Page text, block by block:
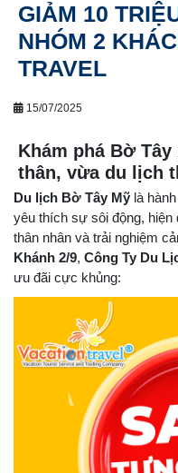
GIẢM 10
NHÓM 2
TRAVEL
15/07/2025
Khám phá Bờ
thân, vừa du lịch
Du lịch Bờ Tây Mỹ là
yêu thích sự sôi động,
thân nhân và trải nghiệm
Khánh 2/9, Công Ty Du
ưu đãi cực khủng: